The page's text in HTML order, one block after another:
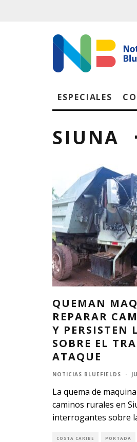
ESPECIALES
SIUNA
QUEMAN
REPARAR
Y PERSISTEN
SOBRE EL
ATAQUE
NOTICIAS BLUEFIELDS ·
La quema de
caminos rurales en
interrogantes sobre
COSTA CARIBE PORTADA